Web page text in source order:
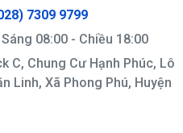
7309 9799
Sáng 08:00 - Chiều 18:00
C, Chung Cư Hạnh Phúc, Lô
Linh, Xã Phong Phú, Huyện